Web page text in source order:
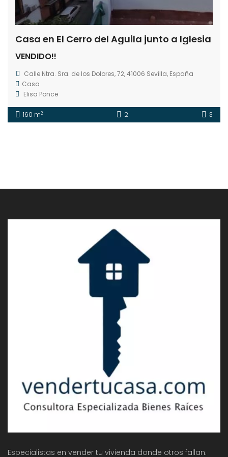
Casa en El Cerro del Aguila junto a Iglesia
VENDIDO!!
Calle Ntra. Sra. de los Dolores, 72, 41006 Sevilla, España
Casa
Elisa Ponce
160 m2 2 3
Especialistas en vender tu vivienda donde otros fallan.